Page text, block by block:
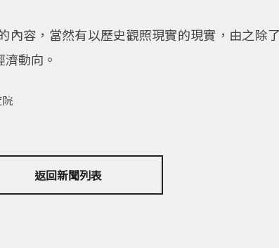
內容，當然有以歷史觀照現實的現實，由之除
動向。
返回新聞列表